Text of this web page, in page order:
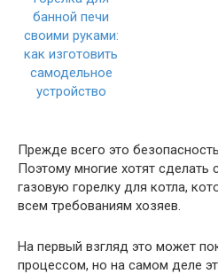
Прежде всего это
Поэтому многие хотят сделать
газовую горелку для котла,
всем требованиям хозяев.
На первый взгляд это может
процессом, но на самом деле